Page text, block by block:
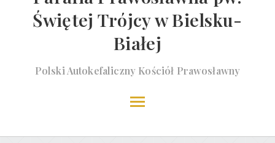
Świętej Trójcy w Bielsku-
Białej
Polski Autokefaliczny Kościół Prawosławny